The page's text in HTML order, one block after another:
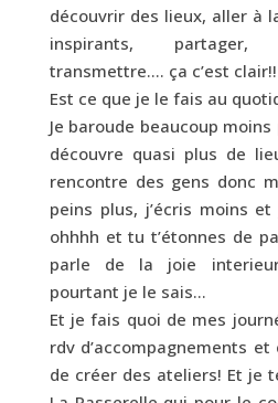
découvrir des lieux, aller à
inspirants,
transmettre…. ça c’est clair!!
Est ce que je le fais au
Je baroude beaucoup
découvre quasi plus de
rencontre des gens donc
peins plus, j’écris moins
ohhhh et tu t’étonnes de
parle de la joie
pourtant je le sais…
Et je fais quoi de mes
rdv d’accompagnements et
de créer des ateliers! Et je